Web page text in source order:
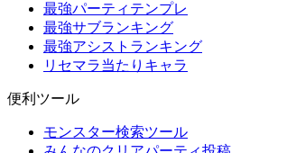
最強パーティテンプレ
最強サブランキング
最強アシストランキング
リセマラ当たりキャラ
便利ツール
モンスター検索ツール